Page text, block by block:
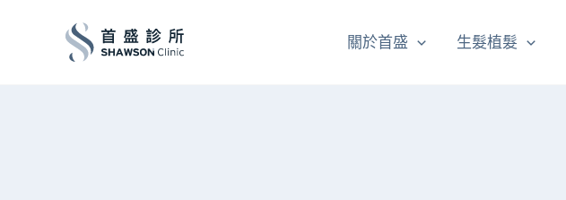
關於首盛 生髮植髮